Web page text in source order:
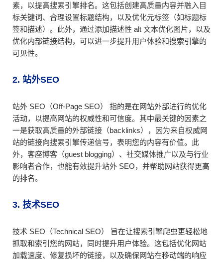
素，以提高搜索引擎排名。这包括创建高质量内容并融入目
标关键词、合理设置标题结构，以及优化元标签（如标题标
签和描述）。此外，通过添加描述性 alt 文本优化图片，以及
优化内部链接结构，可以进一步提升用户体验和搜索引擎的
可见性。
2. 站外SEO
站外 SEO（Off-Page SEO） 指的是在网站外部进行的优化
活动，以提高网站的权威性和可信度。其中最关键的因素之
一是获取高质量的外部链接（backlinks），因为来自权威网
站的链接向搜索引擎传递信号，表明您的内容有价值。此
外，客座博客（guest blogging）、社交媒体推广以及与行业
影响者合作，也能有效提升站外 SEO，并帮助网站获得更高
的排名。
3. 技术SEO
技术 SEO（Technical SEO） 旨在让搜索引擎爬虫更轻松地
抓取和索引您的网站，同时提升用户体验。这包括优化网站
加载速度、修复损坏的链接，以及确保网站在移动端的响应